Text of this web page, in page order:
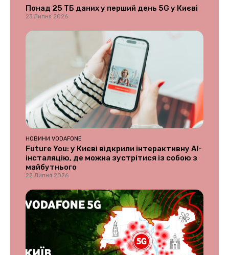
Понад 25 ТБ даних у перший день 5G у Києві
23 Липня 2026
НОВИНИ VODAFONE
Future You: у Києві відкрили інтерактивну AI-
інсталяцію, де можна зустрітися із собою з
майбутнього
22 Липня 2026